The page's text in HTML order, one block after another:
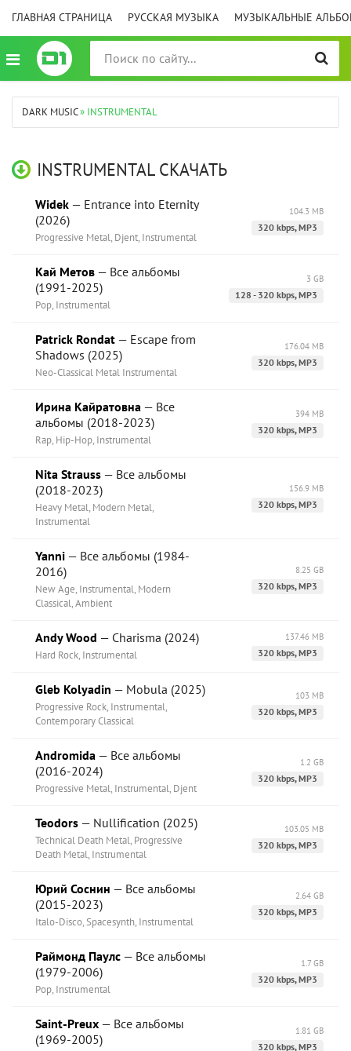
ГЛАВНАЯ СТРАНИЦА РУССКАЯ МУЗЫКА МУЗЫКАЛЬНЫЕ
DARK MUSIC» INSTRUMENTAL
INSTRUMENTAL СКАЧАТЬ
Widek — Entrance into Eternity
(2026)
Progressive Metal, Djent, Instrumental
104.3 MB
320 kbps, MP3
Кай Метов — Все альбомы
(1991-2025)
Pop, Instrumental
3 GB
128 - 320 kbps, MP3
Patrick Rondat — Escape from
Shadows (2025)
Neo-Classical Metal Instrumental
176.04 MB
320 kbps, MP3
Ирина Кайратовна — Все
альбомы (2018-2023)
Rap, Hip-Hop, Instrumental
394 MB
320 kbps, MP3
Nita Strauss — Все альбомы
(2018-2023)
Heavy Metal, Modern Metal,
Instrumental
156.9 MB
320 kbps, MP3
Yanni — Все альбомы (1984-
2016)
New Age, Instrumental, Modern
Classical, Ambient
8.25 GB
320 kbps, MP3
Andy Wood — Charisma (2024)
Hard Rock, Instrumental
137.46 MB
320 kbps, MP3
Gleb Kolyadin — Mobula (2025)
Progressive Rock, Instrumental,
Contemporary Classical
103 MB
320 kbps, MP3
Andromida — Все альбомы
(2016-2024)
Progressive Metal, Instrumental, Djent
1.2 GB
320 kbps, MP3
Teodors — Nullification (2025)
Technical Death Metal, Progressive
Death Metal, Instrumental
103.05 MB
320 kbps, MP3
Юрий Соснин — Все альбомы
(2015-2023)
Italo-Disco, Spacesynth, Instrumental
2.64 GB
320 kbps, MP3
Раймонд Паулс — Все альбомы
(1979-2006)
Pop, Instrumental
1.7 GB
320 kbps, MP3
Saint-Preux — Все альбомы
(1969-2005)
1.81 GB
320 kbps, MP3